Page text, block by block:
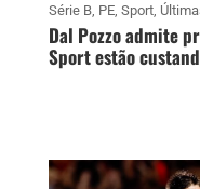
Série B, PE, Sport,
Dal Pozzo admite
Sport estão